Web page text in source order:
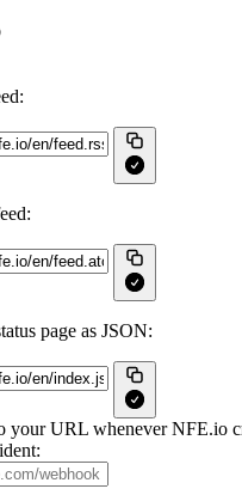
page as JSON:
your URL whenever NFE.io